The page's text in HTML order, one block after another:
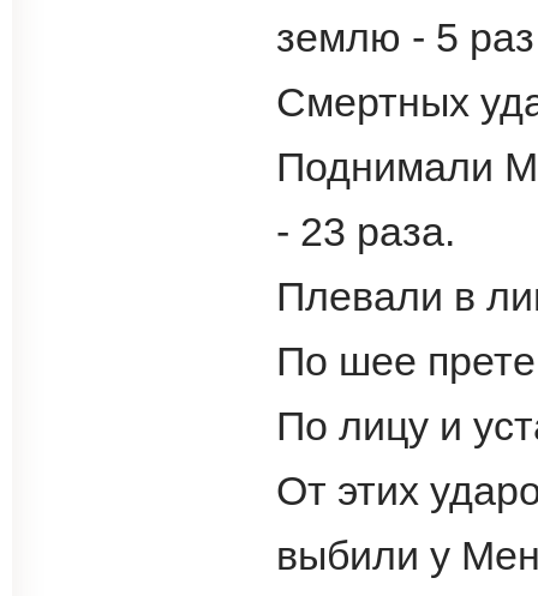
землю - 5
Смертных
Поднимали
- 23 раза.
Плевали в
По шее
По лицу и
От этих
выбили у